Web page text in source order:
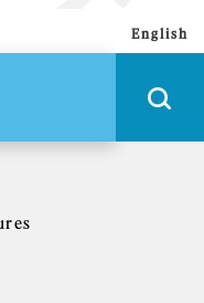
English